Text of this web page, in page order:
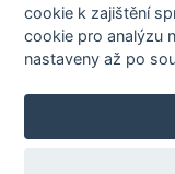
Provozovatelem tohoto
08208107, zapsaná v
cookie k zajištění
cookie pro analýzu
nastaveny až po